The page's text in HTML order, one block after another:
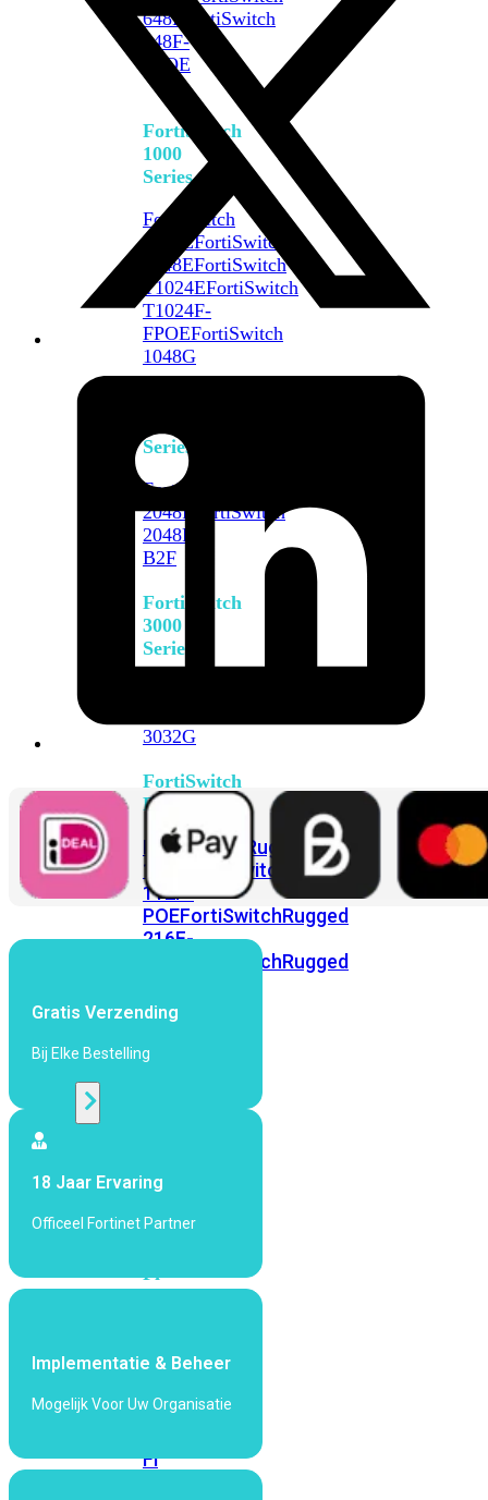
648F
FortiSwitch
648F-
FPOE
FortiSwitch
1000
Series
FortiSwitch
1024EFortiSwitch
1048EFortiSwitch
T1024EFortiSwitch
T1024F-
FPOEFortiSwitch
1048G
Series
FortiSwitch
2048F
FortiSwitch
2048F-
B2F
FortiSwitch
3000
Series
3032G
FortiSwitch
Ruggedized
FortiSwitchRugged
108F
FortiSwitchRugged
112F-
POEFortiSwitchRugged
216F-
FortiSwitchRugged
POE
Points
Fi
Fi
Fi
Fi
Gratis Verzending
Bij Elke Bestelling
18 Jaar Ervaring
Officeel Fortinet Partner
Implementatie & Beheer
Mogelijk Voor Uw Organisatie